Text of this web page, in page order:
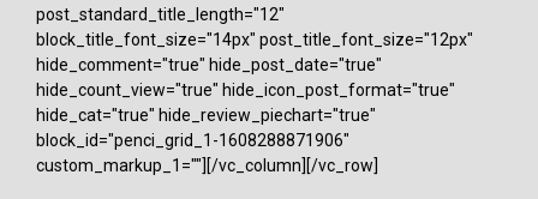
post_standard_title_length="12"
block_title_font_size="14px" post_title_font_size="12px"
hide_comment="true" hide_post_date="true"
hide_count_view="true" hide_icon_post_format="true"
hide_cat="true" hide_review_piechart="true"
block_id="penci_grid_1-1608288871906"
custom_markup_1=""][/vc_column][/vc_row]